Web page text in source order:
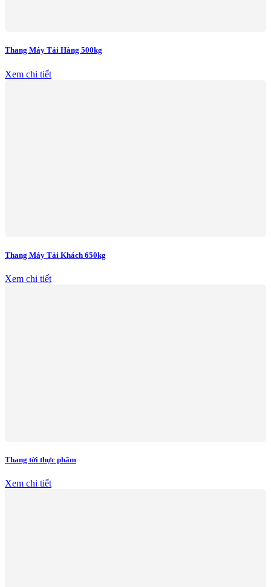
Thang Máy Tải Hàng 500kg
Xem chi tiết
Thang Máy Tải Khách 650kg
Xem chi tiết
Thang tời thực phẩm
Xem chi tiết